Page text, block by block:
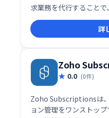
求業務を代行すること
し、資金繰り改善に貢
大を実現し、ビジネスの
す。
詳
Zoho
0.0 (0件)
Zoho Subscriptionsは
ョン管理をワンストッ